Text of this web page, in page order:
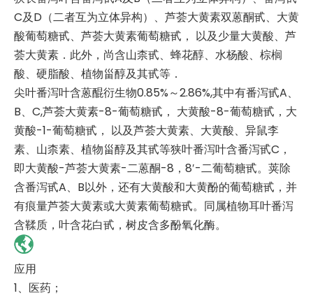
C及D（二者互为立体异构）、芦荟大黄素双蒽酮甙、大黄
酸葡萄糖甙、芦荟大黄素葡萄糖甙， 以及少量大黄酸、芦
荟大黄素．此外，尚含山柰甙、蜂花醇、水杨酸、棕榈
酸、硬脂酸、植物甾醇及其甙等．
尖叶番泻叶含蒽醌衍生物0.85%～2.86%,其中有番泻甙A、
B、C,芦荟大黄素-8-葡萄糖甙， 大黄酸-8-葡萄糖甙，大
黄酸-1-葡萄糖甙， 以及芦荟大黄素、大黄酸、异鼠李
素、山柰素、植物甾醇及其甙等狭叶番泻叶含番泻甙C，
即大黄酸-芦荟大黄素-二蒽酮-8，8′-二葡萄糖甙。荚除
含番泻甙A、B以外，还有大黄酸和大黄酚的葡萄糖甙，并
有痕量芦荟大黄素或大黄素葡萄糖甙。同属植物耳叶番泻
含鞣质，叶含花白甙，树皮含多酚氧化酶。
应用
1、医药；